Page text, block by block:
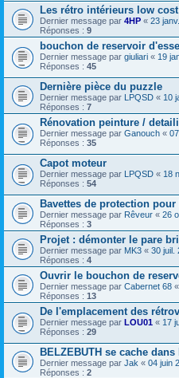
Les rétro intérieurs low
Dernier message par 4HP « 23
Réponses : 9
bouchon de reservoir
Dernier message par giuliari « 19
Réponses : 45
Dernière pièce du puzzle
Dernier message par LPQSD « 10
Réponses : 7
Rénovation peinture /
Dernier message par Ganouch «
Réponses : 35
Capot moteur
Dernier message par LPQSD « 18
Réponses : 54
Bavettes de protection pour
Dernier message par Rêveur « 26
Réponses : 3
Projet : démonter le pare
Dernier message par MK3 « 30 juil.
Réponses : 4
Ouvrir le bouchon de
Dernier message par Cabernet 68 «
Réponses : 13
De l'emplacement des
Dernier message par LOU01 « 17
Réponses : 29
BELZEBUTH se cache dans
Dernier message par Jak « 04 juin
Réponses : 2